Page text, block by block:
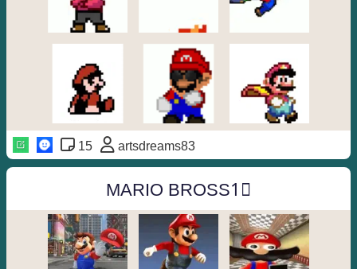
15 artsdreams83
M︎A︎R︎I︎O︎ B︎R︎O︎S︎S︎1⃣